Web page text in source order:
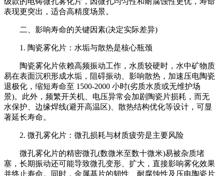
表现更突出，适合高精度场景。
二、影响寿命的关键因素(决定实际差异)
1. 陶瓷雾化片：水垢与散热是核心瓶颈
陶瓷雾化片依赖高频振动工作，水质较硬时，水中矿物质
易在表面沉积形成水垢，阻碍振动、影响散热，加速压电陶瓷
退极化，缩短寿命至 1500-2000 小时(劣质水质或无维护场
景)。此外，频繁开关机、电压异常会加剧陶瓷片损耗，而无
水保护、边缘焊线(避开高温区)、散热结构优化等设计，可显
著延长寿命。
2. 微孔雾化片：微孔损耗与材质疲劳是主要风险
微孔雾化片的精密微孔(数微米至数十微米)易被杂质堵
塞，长期振动还可能导致微孔变形、扩大，直接影响雾化效果
并终止寿命。同时，金属基片的韧性、耐腐蚀性及压电陶瓷片